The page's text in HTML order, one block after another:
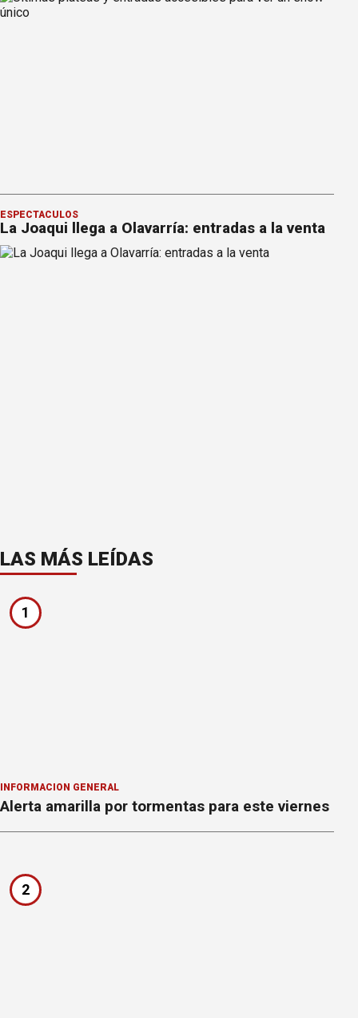
ESPECTÁCULOS
La Joaqui llega a Olavarría: entradas a la venta
LAS MÁS LEÍDAS
1
INFORMACION GENERAL
Alerta amarilla por tormentas para este viernes
2